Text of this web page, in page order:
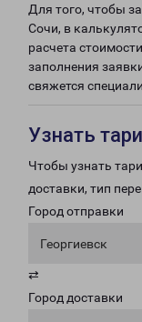
Для того, чтобы
Сочи, в
расчета
заполнения
свяжется
Узнать
Чтобы узнать
доставки, тип
Город отправки
Георгиевск
⇄
Город доставки